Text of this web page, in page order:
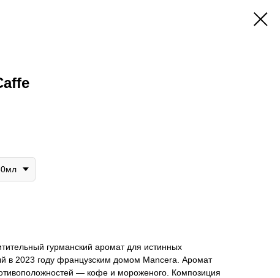
гурманский аромат для истинных
в 2023 году французским домом Mancera. Аромат
— кофе и мороженого. Композиция